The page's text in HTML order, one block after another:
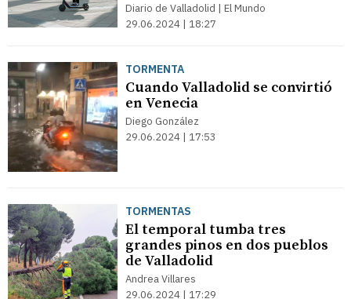
Diario de Valladolid | El Mundo
29.06.2024 | 18:27
TORMENTA
Cuando Valladolid se convirtió
en Venecia
Diego González
29.06.2024 | 17:53
TORMENTAS
El temporal tumba tres
grandes pinos en dos pueblos
de Valladolid
Andrea Villares
29.06.2024 | 17:29